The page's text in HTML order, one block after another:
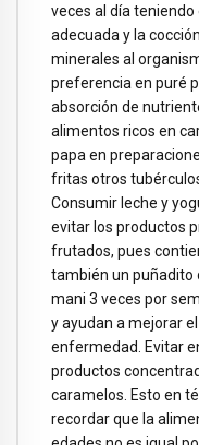
veces al día
adecuada y la
minerales al
preferencia en puré
absorción de
alimentos ricos en
papa en
fritas otros
Consumir leche y
evitar los productos
frutados, pues
también un puñadito
mani 3 veces por
y ayudan a mejorar
enfermedad. Evitar
productos
caramelos. Esto en
recordar que la